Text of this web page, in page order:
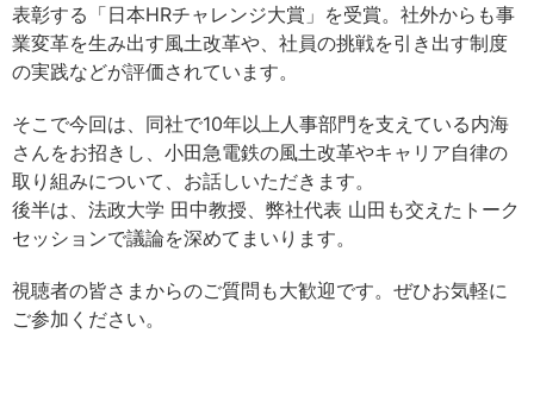
表彰する「日本HRチャレンジ大賞」を受賞。社外からも事
業変革を生み出す風土改革や、社員の挑戦を引き出す制度
の実践などが評価されています。
そこで今回は、同社で10年以上人事部門を支えている内海
さんをお招きし、小田急電鉄の風土改革やキャリア自律の
取り組みについて、お話しいただきます。
後半は、法政大学 田中教授、弊社代表 山田も交えたトーク
セッションで議論を深めてまいります。
視聴者の皆さまからのご質問も大歓迎です。ぜひお気軽に
ご参加ください。